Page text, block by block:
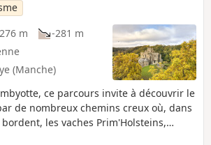
m
-281 m
(Manche)
ce parcours invite à découvrir le
de nombreux chemins creux où, dans
les vaches Prim'Holsteins,